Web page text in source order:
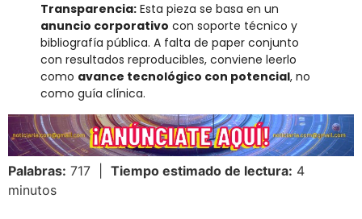
Transparencia: Esta pieza se basa en un
anuncio corporativo con soporte técnico y
bibliografía pública. A falta de paper conjunto
con resultados reproducibles, conviene leerlo
como avance tecnológico con potencial, no
como guía clínica.
Palabras: 717 | Tiempo estimado de lectura: 4
minutos